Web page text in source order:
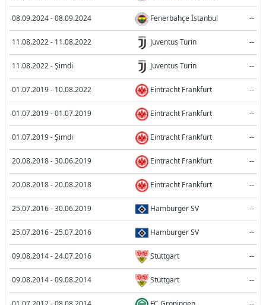
08.09.2024 - 08.09.2024 Fenerbahçe İstanbul --
11.08.2022 - 11.08.2022 Juventus Turin --
11.08.2022 - Şimdi Juventus Turin --
01.07.2019 - 10.08.2022 Eintracht Frankfurt --
01.07.2019 - 01.07.2019 Eintracht Frankfurt --
01.07.2019 - Şimdi Eintracht Frankfurt --
20.08.2018 - 30.06.2019 Eintracht Frankfurt --
20.08.2018 - 20.08.2018 Eintracht Frankfurt --
25.07.2016 - 30.06.2019 Hamburger SV --
25.07.2016 - 25.07.2016 Hamburger SV --
09.08.2014 - 24.07.2016 Stuttgart --
09.08.2014 - 09.08.2014 Stuttgart --